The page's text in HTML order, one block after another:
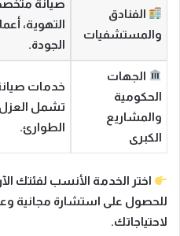
الفنادق
والمستشفيات
صيانة
التهوية،
الجودة.
الجهات
الحكومية
والمشاريع
الكبرى
خدمات
تشمل
الطوارئ.
اختر الخدمة الأنسب لفئتك
للحصول على استشارة
لاحتياجاتك.